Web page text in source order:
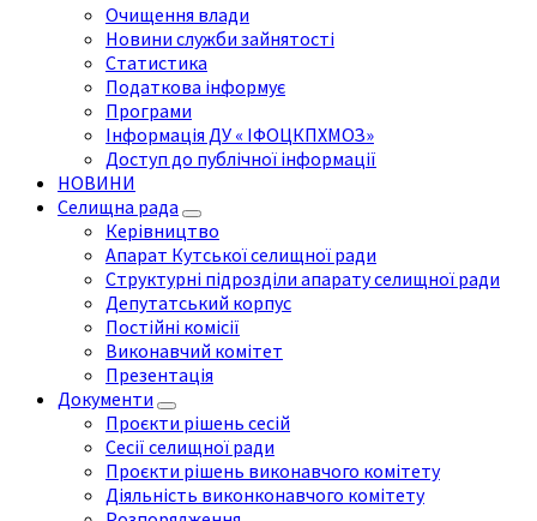
Очищення влади
Новини служби зайнятості
Статистика
Податкова інформує
Програми
Інформація ДУ « ІФОЦКПХМОЗ»
Доступ до публічної інформації
НОВИНИ
Селищна рада
Керівництво
Апарат Кутської селищної ради
Структурні підрозділи апарату селищної ради
Депутатський корпус
Постійні комісії
Виконавчий комітет
Презентація
Документи
Проєкти рішень сесій
Сесії селищної ради
Проєкти рішень виконавчого комітету
Діяльність виконконавчого комітету